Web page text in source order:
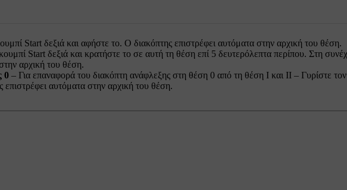
Start δεξιά και αφήστε το. Ο διακόπτης επιστρέφει αυτόματα στην αρχική του θέση.
Start δεξιά και κρατήστε το σε αυτή τη θέση επί 5 δευτερόλεπτα περίπου. Στη
αρχική του θέση.
0 – Για επαναφορά του διακόπτη ανάφλεξης στη θέση 0 από τη θέση I και II – Γυρίστε
αυτόματα στην αρχική του θέση.